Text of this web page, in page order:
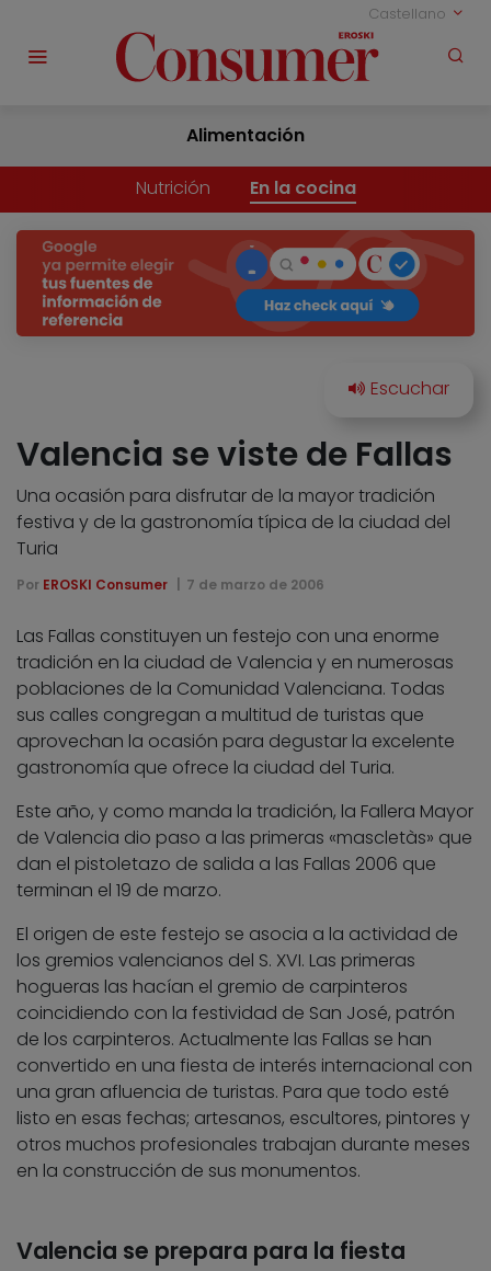
Castellano
Alimentación
Nutrición En la cocina
Valencia se viste de Fallas
Una ocasión para disfrutar de la mayor tradición
festiva y de la gastronomía típica de la ciudad del
Turia
Por EROSKI Consumer 7 de marzo de 2006
Las Fallas constituyen un festejo con una enorme
tradición en la ciudad de Valencia y en numerosas
poblaciones de la Comunidad Valenciana. Todas
sus calles congregan a multitud de turistas que
aprovechan la ocasión para degustar la excelente
gastronomía que ofrece la ciudad del Turia.
Este año, y como manda la tradición, la Fallera Mayor
de Valencia dio paso a las primeras «mascletàs» que
dan el pistoletazo de salida a las Fallas 2006 que
terminan el 19 de marzo.
El origen de este festejo se asocia a la actividad de
los gremios valencianos del S. XVI. Las primeras
hogueras las hacían el gremio de carpinteros
coincidiendo con la festividad de San José, patrón
de los carpinteros. Actualmente las Fallas se han
convertido en una fiesta de interés internacional con
una gran afluencia de turistas. Para que todo esté
listo en esas fechas; artesanos, escultores, pintores y
otros muchos profesionales trabajan durante meses
en la construcción de sus monumentos.
Valencia se prepara para la fiesta